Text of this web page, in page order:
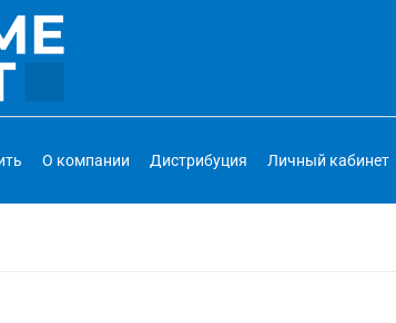
О компании Дистрибуция Личный кабинет